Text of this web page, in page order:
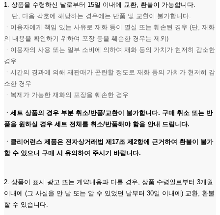
1. 상품을 수령하신 날로부터 15일 이내에 교환, 환불이 가능합니다.
단, 다음 각호에 해당하는 경우에는 반품 및 교환이 불가합니다.
ㆍ이용자에게 책임 있는 사유로 재화 등이 멸실 또는 훼손된 경우 (단, 재화
의 내용을 확인하기 위하여 포장 등을 훼손한 경우는 제외)
ㆍ이용자의 사용 또는 일부 소비에 의하여 재화 등의 가치가 현저히 감소한
경우
ㆍ시간의 경과에 의해 재판매가 곤란할 정도로 재화 등의 가치가 현저히 감
소한 경우
ㆍ복제가 가능한 재화의 포장을 훼손한 경우
ㆍ세트 상품의 경우 부분 취소/반품/교환이 불가합니다. 구매 취소 또는 반
품을 원하실 경우 세트 전체를 취소/반품해야 함을 안내 드립니다.
ㆍ클리어런스 제품은 전자상거래법 제17조 제2항에 근거하여 환불이 불가
할 수 있으니 구매 시 유의하여 주시기 바랍니다.
2. 상품이 표시 광고 또는 계약내용과 다를 경우, 상품 수령일로부터 3개월
이내에 (그 사실을 안 날 또는 알 수 있었던 날부터 30일 이내에) 교환, 환불
할 수 있습니다.